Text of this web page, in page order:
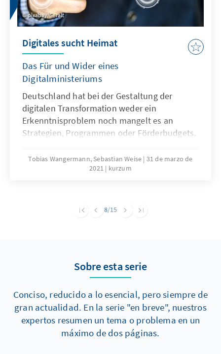
pixabay/Geralt
Digitales sucht Heimat
Das Für und Wider eines
Digitalministeriums
Deutschland hat bei der Gestaltung der
digitalen Transformation weder ein
Erkenntnisproblem noch mangelt es an
Strategien, Programmen oder Förderbudgets.
Angesichts dessen werden die Rufe aus Politik
und Wirtschaft nach einem Digitalministerium
Tobias Wangermann, Sebastian Weise 31 de marzo de
2021
kurzum
8/15
Sobre esta serie
Conciso, reducido a lo esencial, pero siempre de
gran actualidad. En la serie "en breve", nuestros
expertos resumen un tema o problema en un
máximo de dos páginas.